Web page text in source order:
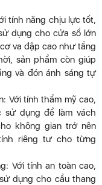
tính năng chịu lực tốt,
dụng cho cửa sổ lớn
va đập cao như tầng
sản phẩm còn giúp
và đón ánh sáng tự
Với tính thẩm mỹ cao,
dụng để làm vách
không gian trở nên
riêng tư cho từng
Với tính an toàn cao,
dụng cho cầu thang